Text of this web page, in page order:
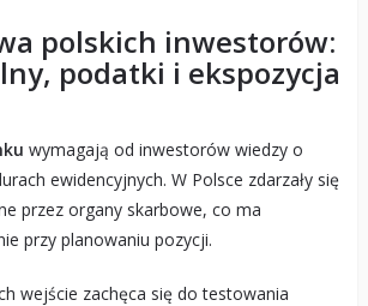
polskich inwestorów:
podatki i ekspozycja
wymagają od inwestorów wiedzy o
ewidencyjnych. W Polsce zdarzały się
przez organy skarbowe, co ma
przy planowaniu pozycji.
wejście zachęca się do testowania